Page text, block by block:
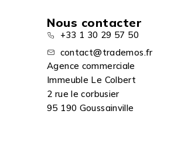
Nous contacter
+33 1 30 29 57 50
contact@trademos.fr
Agence commerciale
Immeuble Le Colbert
2 rue le corbusier
95 190 Goussainville